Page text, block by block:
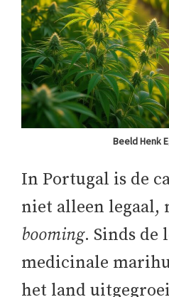
Beeld Henk
In Portugal is de
niet alleen legaal,
booming. Sinds de
medicinale
het land